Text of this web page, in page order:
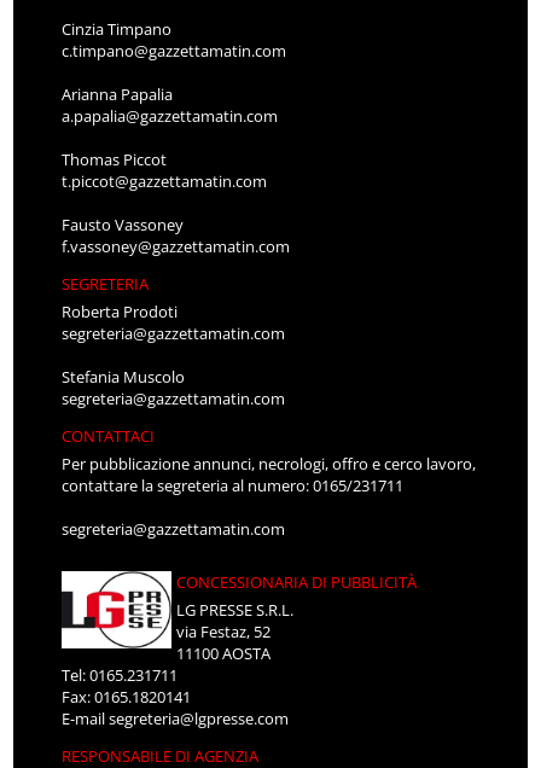
Cinzia Timpano
c.timpano@gazzettamatin.com
Arianna Papalia
a.papalia@gazzettamatin.com
Thomas Piccot
t.piccot@gazzettamatin.com
Fausto Vassoney
f.vassoney@gazzettamatin.com
SEGRETERIA
Roberta Prodoti
segreteria@gazzettamatin.com
Stefania Muscolo
segreteria@gazzettamatin.com
CONTATTACI
Per pubblicazione annunci, necrologi, offro e cerco lavoro,
contattare la segreteria al numero: 0165/231711
segreteria@gazzettamatin.com
CONCESSIONARIA DI PUBBLICITÀ
LG PRESSE S.R.L.
via Festaz, 52
11100 AOSTA
Tel: 0165.231711
Fax: 0165.1820141
E-mailsegreteria@lgpresse.com
RESPONSABILE DI AGENZIA